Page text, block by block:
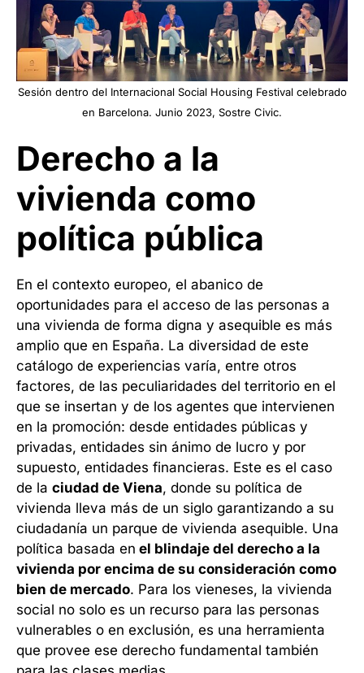
Sesión dentro del Internacional Social Housing Festival celebrado
en Barcelona. Junio 2023, Sostre Civic.
Derecho a la
vivienda como
política pública
En el contexto europeo, el abanico de
oportunidades para el acceso de las personas a
una vivienda de forma digna y asequible es más
amplio que en España. La diversidad de este
catálogo de experiencias varía, entre otros
factores, de las peculiaridades del territorio en el
que se insertan y de los agentes que intervienen
en la promoción: desde entidades públicas y
privadas, entidades sin ánimo de lucro y por
supuesto, entidades financieras. Este es el caso
de la ciudad de Viena, donde su política de
vivienda lleva más de un siglo garantizando a su
ciudadanía un parque de vivienda asequible. Una
política basada en el blindaje del derecho a la
vivienda por encima de su consideración como
bien de mercado. Para los vieneses, la vivienda
social no solo es un recurso para las personas
vulnerables o en exclusión, es una herramienta
que provee ese derecho fundamental también